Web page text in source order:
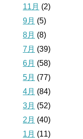
11月 (2)
9月 (5)
8月 (8)
7月 (39)
6月 (58)
5月 (77)
4月 (84)
3月 (52)
2月 (40)
1月 (11)